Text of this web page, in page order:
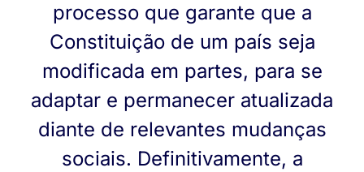
processo que garante que a
Constituição de um país seja
modificada em partes, para se
adaptar e permanecer atualizada
diante de relevantes mudanças
sociais. Definitivamente, a